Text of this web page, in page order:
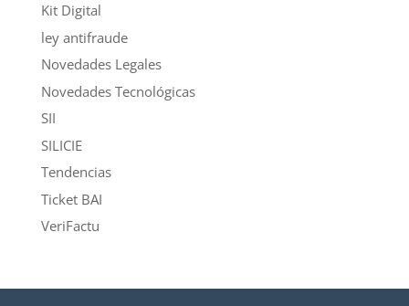
Kit Digital
ley antifraude
Novedades Legales
Novedades Tecnológicas
SII
SILICIE
Tendencias
Ticket BAI
VeriFactu